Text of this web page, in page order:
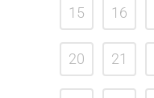
15 16
20 21